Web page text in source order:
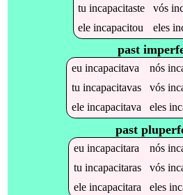
tuincapacitaste vós
eleincapacitou eles
past
eu incapacitava nós
tu incapacitavas vós
ele incapacitava eles
past
eu incapacitara nós
tu incapacitaras vós
ele incapacitara eles